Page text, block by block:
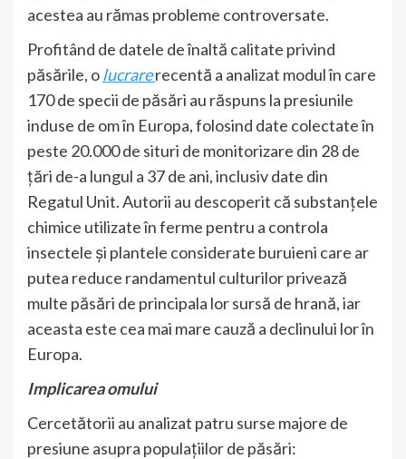
acestea au rămas probleme controversate.
Profitând de datele de înaltă calitate privind
păsările, olucrarerecentă a analizat modul în care
170 de specii de păsări au răspuns la presiunile
induse de om în Europa, folosind date colectate în
peste 20.000 de situri de monitorizare din 28 de
țări de-a lungul a 37 de ani, inclusiv date din
Regatul Unit. Autorii au descoperit că substanțele
chimice utilizate în ferme pentru a controla
insectele și plantele considerate buruieni care ar
putea reduce randamentul culturilor privează
multe păsări de principala lor sursă de hrană, iar
aceasta este cea mai mare cauză a declinului lor în
Europa.
Implicarea omului
Cercetătorii au analizat patru surse majore de
presiune asupra populațiilor de păsări: